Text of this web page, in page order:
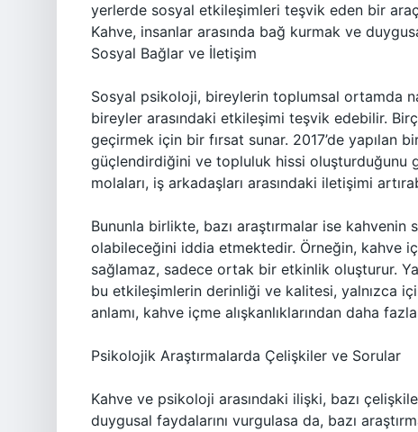
yerlerde sosyal etkileşimleri teşvik eden bir
Kahve, insanlar arasında bağ kurmak ve
Sosyal Bağlar ve İletişim
Sosyal psikoloji, bireylerin toplumsal ortamda
bireyler arasındaki etkileşimi teşvik edebilir.
geçirmek için bir fırsat sunar. 2017’de yapılan
güçlendirdiğini ve topluluk hissi oluşturduğunu
molaları, iş arkadaşları arasındaki iletişimi
Bununla birlikte, bazı araştırmalar ise
olabileceğini iddia etmektedir. Örneğin, kahve
sağlamaz, sadece ortak bir etkinlik oluşturur.
bu etkileşimlerin derinliği ve kalitesi, yalnızca
anlamı, kahve içme alışkanlıklarından daha
Psikolojik Araştırmalarda Çelişkiler ve Sorular
Kahve ve psikoloji arasındaki ilişki, bazı
duygusal faydalarını vurgulasa da, bazı